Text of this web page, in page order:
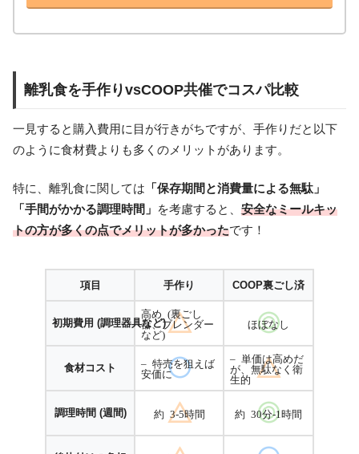
離乳食を手作りvsCOOP共催でコスパ比較
一見すると購入費用に目が行きがちですが、手作りだと以下
のように食材費よりも多くのメリットがあります。
特に、離乳食に関しては 「保存期間と消費量による無駄」
「手間がかかる調理時間」
を考慮すると、 安全なミールキッ
トの方が多くの点でメリットが多かったです！
項目 手作り COOP裏ごし済
初期費用 (調理器具など)
高め (裏ごし
器、ブレンダー
など)
ほぼなし
食材コスト
– 特売を狙えば
安価に
– 単価は高めだ
が、無駄なく衛
生的
調理時間 (週間) 約 3-5時間 約 30分-1時間